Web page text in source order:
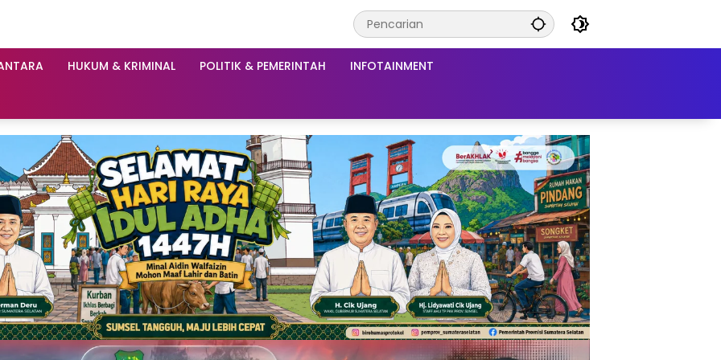
HUKUM & KRIMINAL POLITIK & PEMERINTAH INFOTAINMENT